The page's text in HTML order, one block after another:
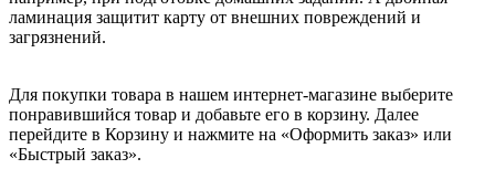
ламинация защитит карту от внешних повреждений и
загрязнений.
Для покупки товара в нашем интернет-магазине выберите
понравившийся товар и добавьте его в корзину. Далее
перейдите в Корзину и нажмите на «Оформить заказ» или
«Быстрый заказ».